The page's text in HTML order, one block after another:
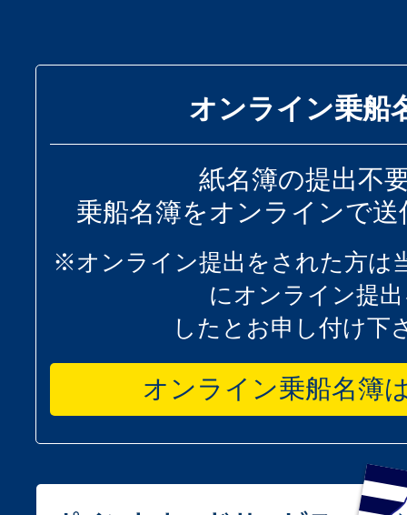
オンライン乗船
紙名簿の提出不
乗船名簿をオンラインで
※オンライン提出をされた方は
にオンライン提
したとお申し付け下
オンライン乗船名簿